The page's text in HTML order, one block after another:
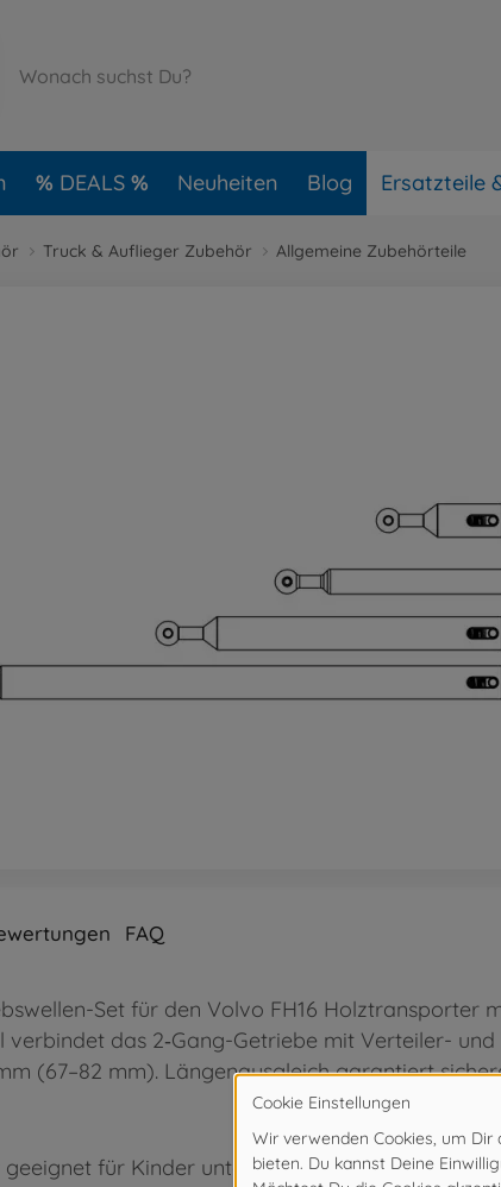
DEALS Neuheiten Blog Ersatzteile
Truck & Auflieger Zubehör Allgemeine Zubehörteile
FAQ
Set für den Volvo FH16
verbindet das 2‑Gang-Getriebe mit Verteiler-
(67–82 mm). Längenausgleich garantiert
geeignet für Kinder unter 3 Jahren.